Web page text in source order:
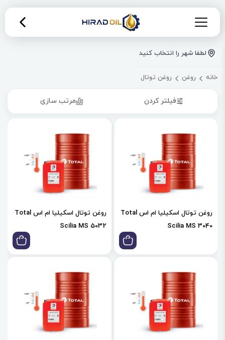
لطفا شهر را انتخاب کنید
خانه روغن روغن توتال
فیلتر کردن مرتب سازی
روغن توتال اسکیلیا ام اس Total
Scilia MS 3040
روغن توتال اسکیلیا ام اس Total
Scilia MS 5032